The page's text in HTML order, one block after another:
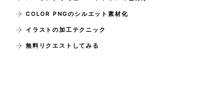
COLOR PNGのシルエット素材化
イラストの加工テクニック
無料リクエストしてみる